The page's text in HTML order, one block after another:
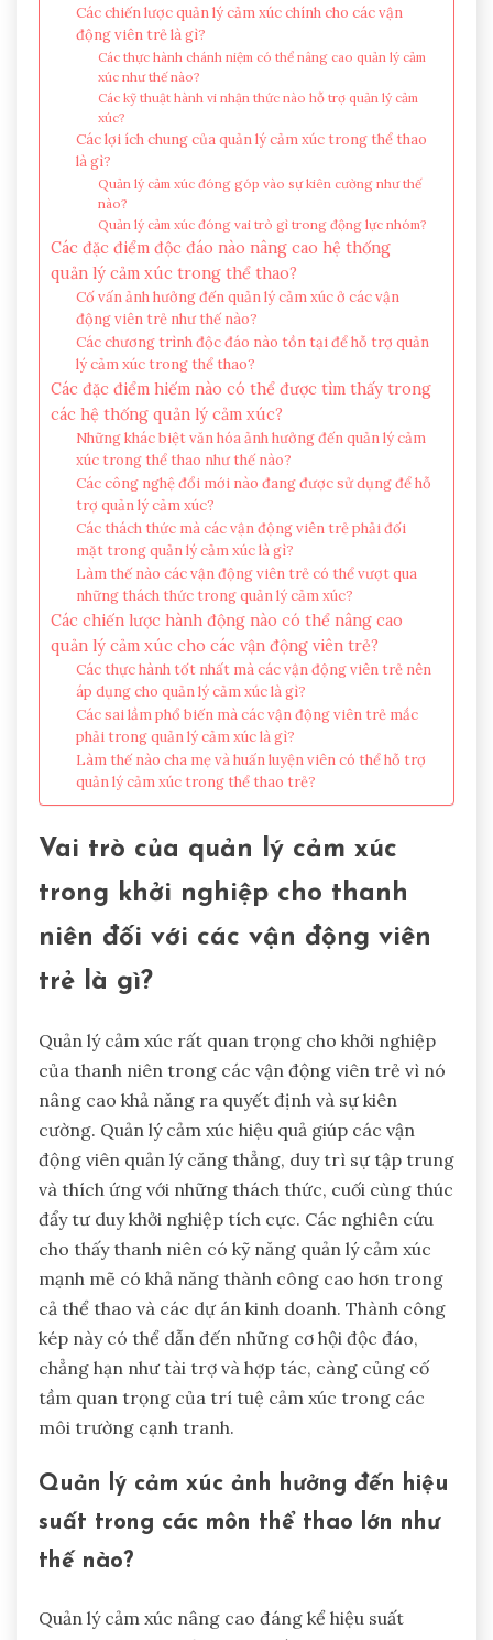
Các chiến lược quản lý cảm xúc chính cho các vận
động viên trẻ là gì?
Các thực hành chánh niệm có thể nâng cao quản lý cảm
xúc như thế nào?
Các kỹ thuật hành vi nhận thức nào hỗ trợ quản lý cảm
xúc?
Các lợi ích chung của quản lý cảm xúc trong thể thao
là gì?
Quản lý cảm xúc đóng góp vào sự kiên cường như thế
nào?
Quản lý cảm xúc đóng vai trò gì trong động lực nhóm?
Các đặc điểm độc đáo nào nâng cao hệ thống
quản lý cảm xúc trong thể thao?
Cố vấn ảnh hưởng đến quản lý cảm xúc ở các vận
động viên trẻ như thế nào?
Các chương trình độc đáo nào tồn tại để hỗ trợ quản
lý cảm xúc trong thể thao?
Các đặc điểm hiếm nào có thể được tìm thấy trong
các hệ thống quản lý cảm xúc?
Những khác biệt văn hóa ảnh hưởng đến quản lý cảm
xúc trong thể thao như thế nào?
Các công nghệ đổi mới nào đang được sử dụng để hỗ
trợ quản lý cảm xúc?
Các thách thức mà các vận động viên trẻ phải đối
mặt trong quản lý cảm xúc là gì?
Làm thế nào các vận động viên trẻ có thể vượt qua
những thách thức trong quản lý cảm xúc?
Các chiến lược hành động nào có thể nâng cao
quản lý cảm xúc cho các vận động viên trẻ?
Các thực hành tốt nhất mà các vận động viên trẻ nên
áp dụng cho quản lý cảm xúc là gì?
Các sai lầm phổ biến mà các vận động viên trẻ mắc
phải trong quản lý cảm xúc là gì?
Làm thế nào cha mẹ và huấn luyện viên có thể hỗ trợ
quản lý cảm xúc trong thể thao trẻ?
Vai trò của quản lý cảm xúc
trong khởi nghiệp cho thanh
niên đối với các vận động viên
trẻ là gì?
Quản lý cảm xúc rất quan trọng cho khởi nghiệp
của thanh niên trong các vận động viên trẻ vì nó
nâng cao khả năng ra quyết định và sự kiên
cường. Quản lý cảm xúc hiệu quả giúp các vận
động viên quản lý căng thẳng, duy trì sự tập trung
và thích ứng với những thách thức, cuối cùng thúc
đẩy tư duy khởi nghiệp tích cực. Các nghiên cứu
cho thấy thanh niên có kỹ năng quản lý cảm xúc
mạnh mẽ có khả năng thành công cao hơn trong
cả thể thao và các dự án kinh doanh. Thành công
kép này có thể dẫn đến những cơ hội độc đáo,
chẳng hạn như tài trợ và hợp tác, càng củng cố
tầm quan trọng của trí tuệ cảm xúc trong các
môi trường cạnh tranh.
Quản lý cảm xúc ảnh hưởng đến hiệu
suất trong các môn thể thao lớn như
thế nào?
Quản lý cảm xúc nâng cao đáng kể hiệu suất